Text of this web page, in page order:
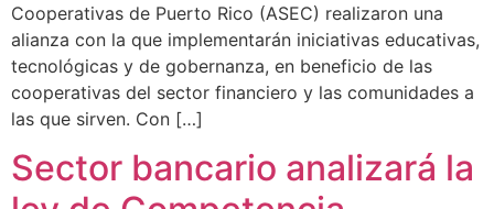
Cooperativas de Puerto Rico (ASEC) realizaron una
alianza con la que implementarán iniciativas educativas,
tecnológicas y de gobernanza, en beneficio de las
cooperativas del sector financiero y las comunidades a
las que sirven. Con […]
Sector bancario analizará la